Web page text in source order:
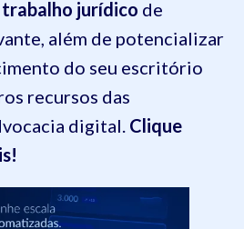
jurídico de
além de potencializar
do seu escritório
recursos das
digital. Clique